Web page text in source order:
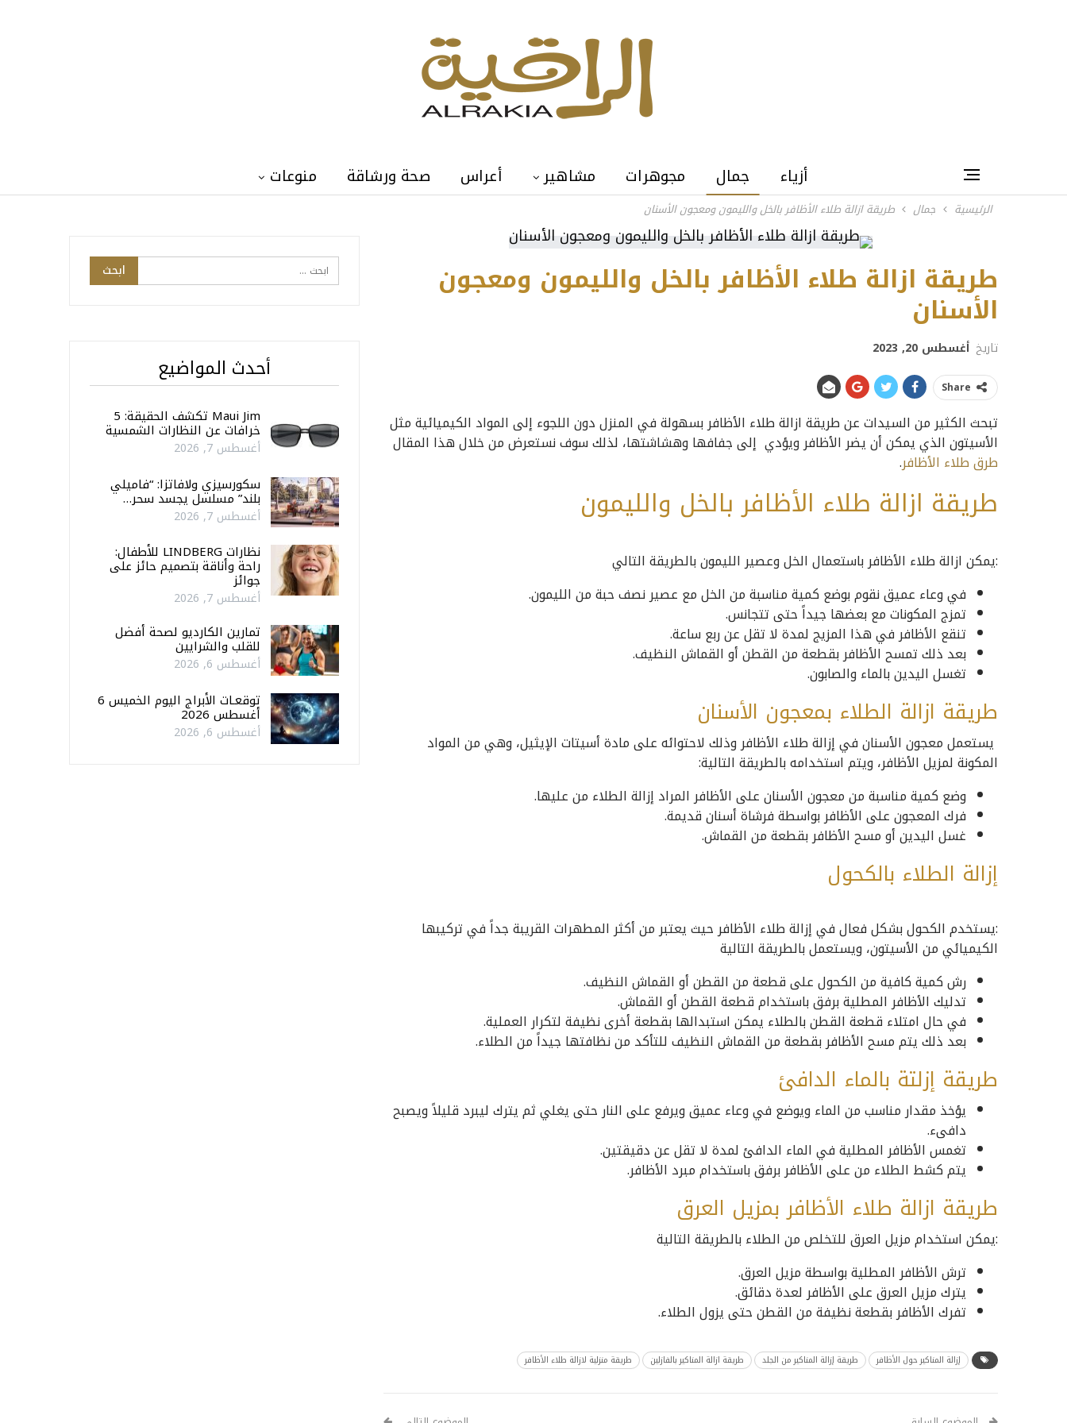
أزياء جمال مجوهرات مشاهير أعراس صحة ورشاقة منوعات
الرئيسية جمال طريقة ازالة طلاء الأظافر بالخل والليمون ومعجون الأسنان
طريقة ازالة طلاء الأظافر بالخل والليمون ومعجون
الأسنان
تاريخ أغسطس 20, 2023
Share
تبحث الكثير من السيدات عن طريقة ازالة طلاء الأظافر بسهولة في المنزل دون اللجوء إلى المواد الكيميائية مثل
الأسيتون الذي يمكن أن يضر الأظافر ويؤدي إلى جفافها وهشاشتها، لذلك سوف نستعرض من خلال هذا المقال
طرق طلاء الأظافر.
طريقة ازالة طلاء الأظافر بالخل والليمون
:يمكن ازالة طلاء الأظافر باستعمال الخل وعصير الليمون بالطريقة التالي
في وعاء عميق نقوم بوضع كمية مناسبة من الخل مع عصير نصف حبة من الليمون.
تمزج المكونات مع بعضها جيداً حتى تتجانس.
تنقع الأظافر في هذا المزيج لمدة لا تقل عن ربع ساعة.
بعد ذلك تمسح الأظافر بقطعة من القطن أو القماش النظيف.
تغسل اليدين بالماء والصابون.
طريقة ازالة الطلاء بمعجون الأسنان
يستعمل معجون الأسنان في إزالة طلاء الأظافر وذلك لاحتوائه على مادة أسيتات الإيثيل، وهي من المواد
المكونة لمزيل الأظافر، ويتم استخدامه بالطريقة التالية:
وضع كمية مناسبة من معجون الأسنان على الأظافر المراد إزالة الطلاء من عليها.
فرك المعجون على الأظافر بواسطة فرشاة أسنان قديمة.
غسل اليدين أو مسح الأظافر بقطعة من القماش.
إزالة الطلاء بالكحول
:يستخدم الكحول بشكل فعال في إزالة طلاء الأظافر حيث يعتبر من أكثر المطهرات القريبة جداً في تركيبها
الكيميائي من الأسيتون، ويستعمل بالطريقة التالية
رش كمية كافية من الكحول على قطعة من القطن أو القماش النظيف.
تدليك الأظافر المطلية برفق باستخدام قطعة القطن أو القماش.
في حال امتلاء قطعة القطن بالطلاء يمكن استبدالها بقطعة أخرى نظيفة لتكرار العملية.
بعد ذلك يتم مسح الأظافر بقطعة من القماش النظيف للتأكد من نظافتها جيداً من الطلاء.
طريقة إزلتة بالماء الدافئ
يؤخذ مقدار مناسب من الماء ويوضع في وعاء عميق ويرفع على النار حتى يغلي ثم يترك ليبرد قليلاً ويصبح
دافىء.
تغمس الأظافر المطلية في الماء الدافئ لمدة لا تقل عن دقيقتين.
يتم كشط الطلاء من على الأظافر برفق باستخدام مبرد الأظافر.
طريقة ازالة طلاء الأظافر بمزيل العرق
:يمكن استخدام مزيل العرق للتخلص من الطلاء بالطريقة التالية
ترش الأظافر المطلية بواسطة مزيل العرق.
يترك مزيل العرق على الأظافر لعدة دقائق.
تفرك الأظافر بقطعة نظيفة من القطن حتى يزول الطلاء.
إزالة المناكير حول الأظافر طريقة إزالة المناكير من الجلد طريقة ازالة المناكير بالفازلين طريقة منزلية لازالة طلاء الأظافر
أحدث المواضيع
Maui Jim تكشف الحقيقة: 5
خرافات عن النظارات الشمسية
أغسطس 7, 2026
سكورسيزي ولافاتزا: “فاميلي
بلند” مسلسل يجسد سحر…
أغسطس 7, 2026
نظارات LINDBERG للأطفال:
راحة وأناقة بتصميم حائز على
جوائز
أغسطس 7, 2026
تمارين الكارديو لصحة أفضل
للقلب والشرايين
أغسطس 6, 2026
توقعـات الأبراج اليوم الخميس 6
أغسطس 2026
أغسطس 6, 2026